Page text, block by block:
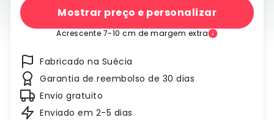
Mostrar preço e personalizar
Acrescente 7-10 cm de margem extra
Fabricado na Suécia
Garantia de reembolso de 30 dias
Envio gratuito
Enviado em 2-5 dias